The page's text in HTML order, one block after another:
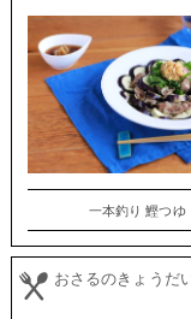
一本釣り 鰹つゆ
おさるのきょうだ